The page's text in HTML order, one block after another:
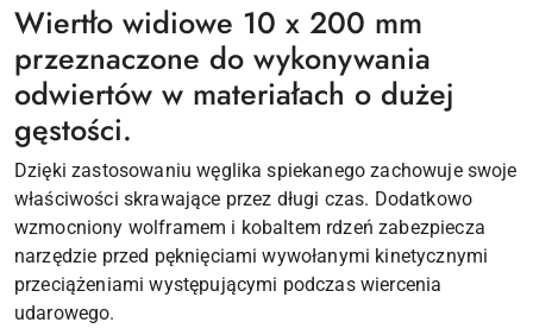
Wiertło widiowe 10 x 200 mm
przeznaczone do wykonywania
odwiertów w materiałach o dużej
gęstości.
Dzięki zastosowaniu węglika spiekanego zachowuje swoje
właściwości skrawające przez długi czas. Dodatkowo
wzmocniony wolframem i kobaltem rdzeń zabezpiecza
narzędzie przed pęknięciami wywołanymi kinetycznymi
przeciążeniami występującymi podczas wiercenia
udarowego.